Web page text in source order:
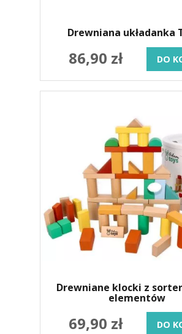
Drewniana układanka
86,90 zł DO
Drewniane klocki z
elementów
69,90 zł DO